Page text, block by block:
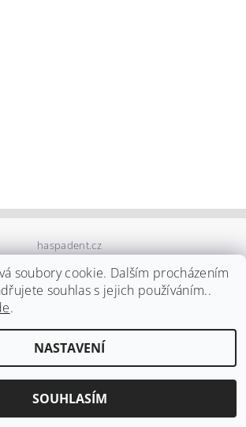
haspadent.cz
s r.o. , všechna práva vyhrazena Upravit nastavení
Vytvořil Shoptet
soubory cookie. Dalším procházením
souhlas s jejich používáním..
.
NASTAVENÍ
SOUHLASÍM